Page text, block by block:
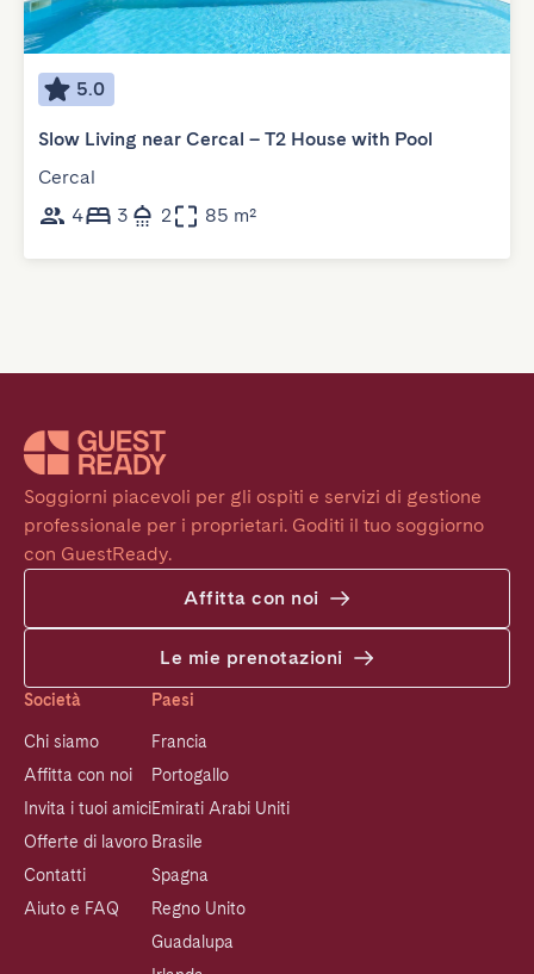
5.0
Slow Living near Cercal – T2 House with Pool
Cercal
4
3 2 85 m²
Soggiorni piacevoli per gli ospiti e servizi di gestione
professionale per i proprietari. Goditi il tuo soggiorno
con GuestReady.
Affitta con noi
Le mie prenotazioni
Società
Chi siamo
Affitta con noi
Invita i tuoi amici
Offerte di lavoro
Contatti
Aiuto e FAQ
Paesi
Francia
Portogallo
Emirati Arabi Uniti
Brasile
Spagna
Regno Unito
Guadalupa